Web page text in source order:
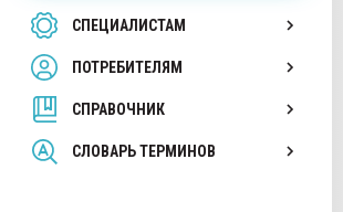
СПЕЦИАЛИСТАМ
ПОТРЕБИТЕЛЯМ
СПРАВОЧНИК
СЛОВАРЬ ТЕРМИНОВ